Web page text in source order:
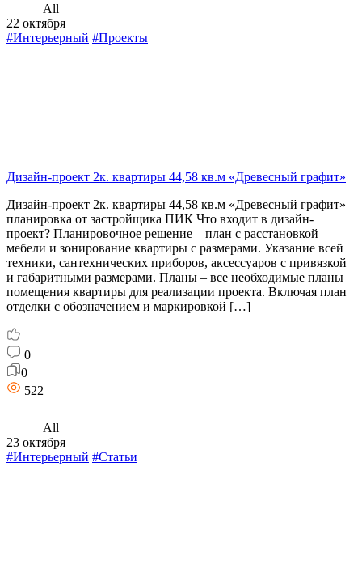
All
22 октября
#Интерьерный #Проекты
Дизайн-проект 2к. квартиры 44,58 кв.м «Древесный графит»
Дизайн-проект 2к. квартиры 44,58 кв.м «Древесный графит»
планировка от застройщика ПИК Что входит в дизайн-
проект? Планировочное решение – план с расстановкой
мебели и зонирование квартиры с размерами. Указание всей
техники, сантехнических приборов, аксессуаров с привязкой
и габаритными размерами. Планы – все необходимые планы
помещения квартиры для реализации проекта. Включая план
отделки с обозначением и маркировкой […]
0
0
522
All
23 октября
#Интерьерный #Статьи